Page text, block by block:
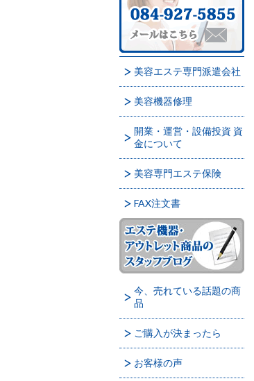
美容エステ専門派遣会社
美容機器修理
開業・運営・設備投資 資
金について
美容専門エステ保険
FAX注文書
今、売れている話題の商
品
ご購入が決まったら
お客様の声